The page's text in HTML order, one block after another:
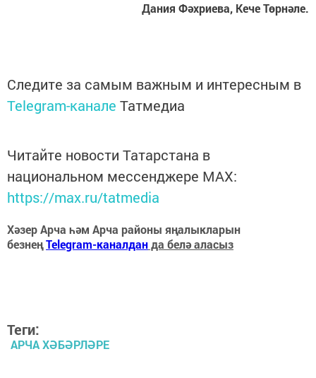
Дания Фәхриева, Кече Төрнәле.
Следите за самым важным и интересным в
Telegram-канале Татмедиа
Читайте новости Татарстана в
национальном мессенджере MАХ:
https://max.ru/tatmedia
Хәзер Арча һәм Арча районы яңалыкларын
безнеңTelegram-каналданда белә аласыз
Теги:
АРЧА ХӘБӘРЛӘРЕ